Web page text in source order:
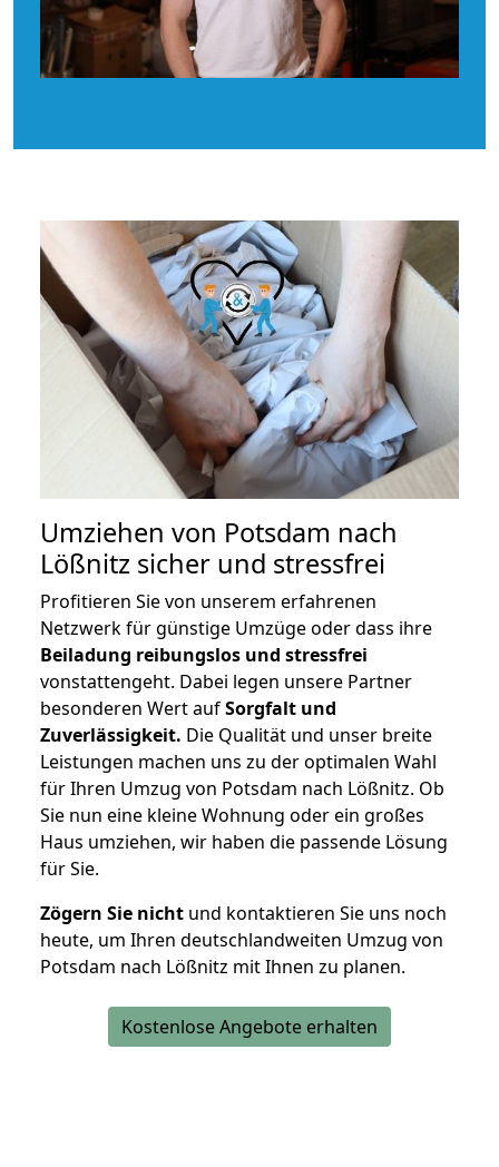
Umziehen von Potsdam nach
Lößnitz sicher und stressfrei
Profitieren Sie von unserem erfahrenen
Netzwerk für günstige Umzüge oder dass ihre
Beiladung reibungslos und stressfrei
vonstattengeht. Dabei legen unsere Partner
besonderen Wert aufSorgfalt und
Zuverlässigkeit. Die Qualität und unser breite
Leistungen machen uns zu der optimalen Wahl
für Ihren Umzug von Potsdam nach Lößnitz. Ob
Sie nun eine kleine Wohnung oder ein großes
Haus umziehen, wir haben die passende Lösung
für Sie.
Zögern Sie nicht und kontaktieren Sie uns noch
heute, um Ihren deutschlandweiten Umzug von
Potsdam nach Lößnitz mit Ihnen zu planen.
Kostenlose Angebote erhalten